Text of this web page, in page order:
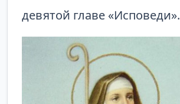
девятой главе «Исповеди».